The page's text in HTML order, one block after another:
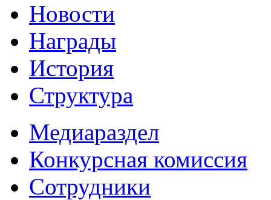
Новости
Награды
История
Структура
Медиараздел
Конкурсная комиссия
Сотрудники